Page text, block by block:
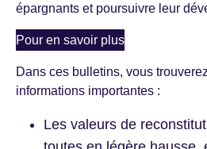
épargnants et poursuivre leur
Pour en savoir plus
Dans ces bulletins, vous
informations importantes :
Les valeurs de